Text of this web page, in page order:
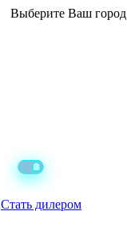
Выберите Ваш город
Стать дилером